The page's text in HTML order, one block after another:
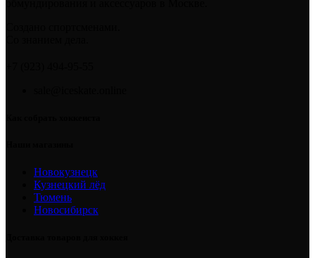
Новокузнецк
Кузнецкий лёд
Тюмень
Новосибирск